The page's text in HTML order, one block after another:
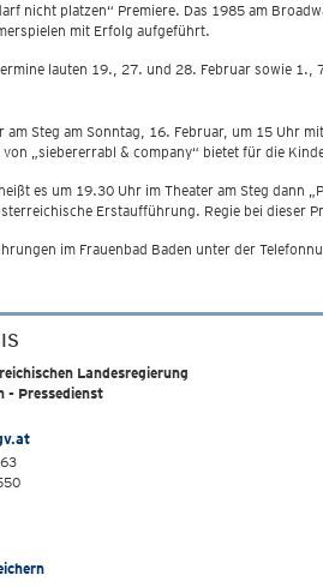
nicht platzen“ Premiere. Das 1985 am
mit Erfolg aufgeführt.
lauten 19., 27. und 28. Februar sowie
am Steg am Sonntag, 16. Februar, um 15 Uhr
„siebererrabl & company“ bietet für die
es um 19.30 Uhr im Theater am Steg dann
Erstaufführung. Regie bei dieser
im Frauenbad Baden unter der
Landesregierung
- Pressedienst